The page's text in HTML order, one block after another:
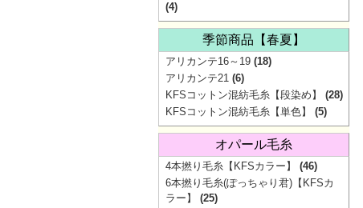
(4)
季節商品【春夏】
アリカンテ16～19 (18)
アリカンテ21 (6)
KFSコットン混紡毛糸【段染め】
(28)
KFSコットン混紡毛糸【単色】
(5)
オパール毛糸
4本撚り毛糸【KFSカラー】
(46)
6本撚り毛糸(ぽっちゃり君)【KFSカ
ラー】
(25)